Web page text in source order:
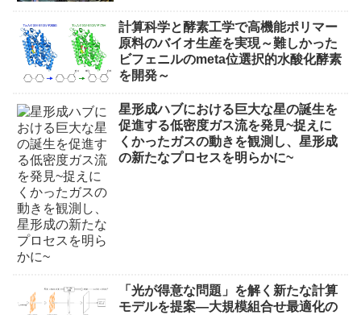
計算科学と酵素工学で高機能ポリマー
原料のバイオ生産を実現～難しかった
ビフェニルのmeta位選択的水酸化酵素
を開発～
星形成ハブにおける巨大な星の誕生を
促進する低密度ガス流を発見~捉えに
くかったガスの動きを観測し、星形成
の新たなプロセスを明らかに~
「光が得意な問題」を解く新たな計算
モデルを提案―大規模組合せ最適化の